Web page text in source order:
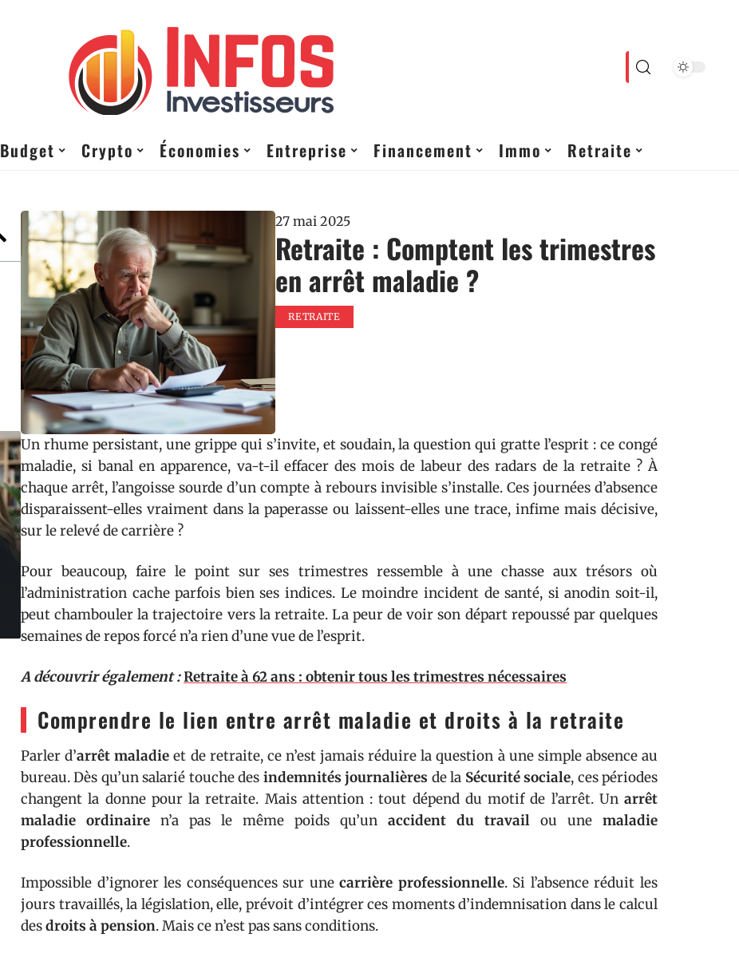
Budget Crypto Économies Entreprise Financement Immo Retraite
27 mai 2025
Retraite : Comptent les trimestres
en arrêt maladie ?
RETRAITE
Un rhume persistant, une grippe qui s’invite, et soudain, la question qui gratte l’esprit : ce congé
maladie, si banal en apparence, va-t-il effacer des mois de labeur des radars de la retraite ? À
chaque arrêt, l’angoisse sourde d’un compte à rebours invisible s’installe. Ces journées d’absence
disparaissent-elles vraiment dans la paperasse ou laissent-elles une trace, infime mais décisive,
sur le relevé de carrière ?
Pour beaucoup, faire le point sur ses trimestres ressemble à une chasse aux trésors où
l’administration cache parfois bien ses indices. Le moindre incident de santé, si anodin soit-il,
peut chambouler la trajectoire vers la retraite. La peur de voir son départ repoussé par quelques
semaines de repos forcé n’a rien d’une vue de l’esprit.
A découvrir également :Retraite à 62 ans : obtenir tous les trimestres nécessaires
Comprendre le lien entre arrêt maladie et droits à la retraite
Parler d’arrêt maladie et de retraite, ce n’est jamais réduire la question à une simple absence au
bureau. Dès qu’un salarié touche des indemnités journalières de la Sécurité sociale, ces périodes
changent la donne pour la retraite. Mais attention : tout dépend du motif de l’arrêt. Un arrêt
maladie ordinaire n’a pas le même poids qu’un accident du travail ou une maladie
professionnelle.
Impossible d’ignorer les conséquences sur unecarrière professionnelle. Si l’absence réduit les
jours travaillés, la législation, elle, prévoit d’intégrer ces moments d’indemnisation dans le calcul
desdroits à pension. Mais ce n’est pas sans conditions.